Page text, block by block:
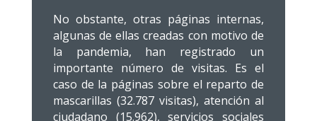
No obstante, otras páginas internas,
algunas de ellas creadas con motivo de
la pandemia, han registrado un
importante número de visitas. Es el
caso de la páginas sobre el reparto de
mascarillas (32.787 visitas), atención al
ciudadano (15.962), servicios sociales